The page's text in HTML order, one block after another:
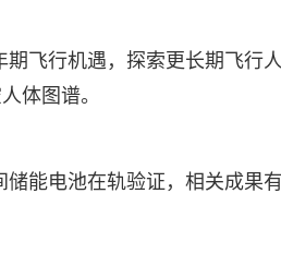
飞行机遇，探索更长期飞行
体图谱。
能电池在轨验证，相关成果